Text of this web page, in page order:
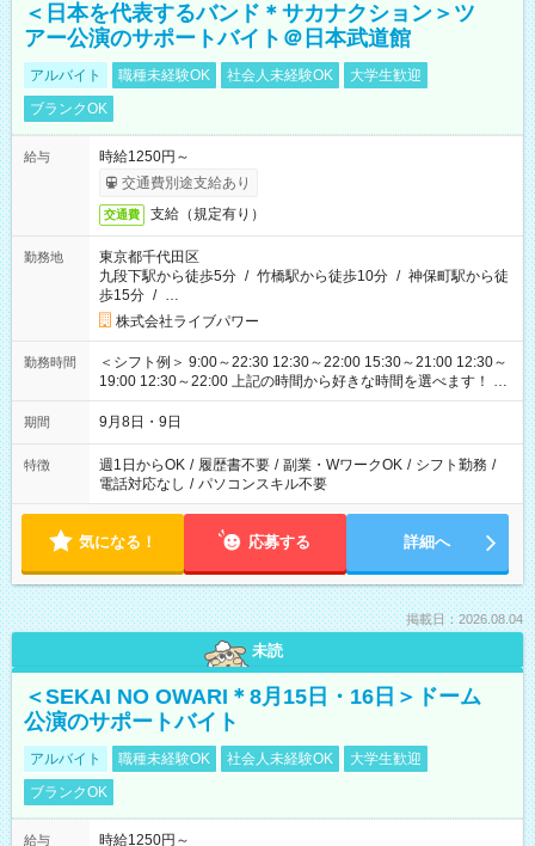
＜日本を代表するバンド＊サカナクション＞ツ
アー公演のサポートバイト＠日本武道館
アルバイト 職種未経験OK 社会人未経験OK
大学生歓迎
ブランクOK
給与
時給1250円～
交通費別途支給あり
交通費 支給（規定有り）
勤務地
東京都千代田区
九段下駅から徒歩5分 / 竹橋駅から徒歩10分 / 神保町駅から徒
歩15分 / …
株式会社ライブパワー
勤務時間
＜シフト例＞ 9:00～22:30 12:30～22:00 15:30～21:00 12:30～
19:00 12:30～22:00 上記の時間から好きな時間を選べます！ ※
時間は変更となる可能性があります
期間 9月8日・9日
特徴 週1日からOK / 履歴書不要 / 副業・WワークOK / シフト勤務 /
電話対応なし / パソコンスキル不要
気になる！ 応募する 詳細へ
掲載日：2026.08.04
未読
＜SEKAI NO OWARI＊8月15日・16日＞ドーム
公演のサポートバイト
アルバイト 職種未経験OK 社会人未経験OK
大学生歓迎
ブランクOK
給与
時給1250円～